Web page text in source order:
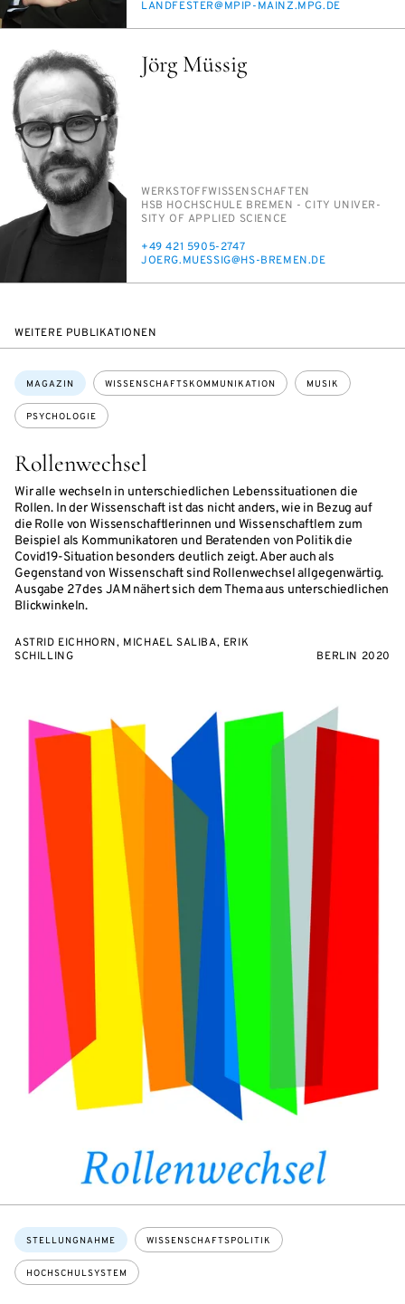
E-
LAND­FES­TER@MPIP-MAINZ.MPG.DE
Jörg Müssig
PERSON_RESEARCH_SUBJECT
WERK­STOFF­WIS­SEN­SCHAF­TEN
INSTITUTION
HSB HOCH­SCHU­LE BRE­MEN - CI­TY UNI­VER­
SI­TY OF AP­P­LIED SCI­ENCE
TELEFON
+49 421 5905-2747
E-
JO­ERG.MU­ES­SIG@HS-BRE­MEN.DE
WEITERE PUBLIKATIONEN
Rollenwechsel
Wir alle wechseln in unterschiedlichen Lebenssituationen die
Rollen. In der Wissenschaft ist das nicht anders, wie in Bezug auf
die Rolle von Wissenschaftlerinnen und Wissenschaftlern zum
Beispiel als Kommunikatoren und Beratenden von Politik die
Covid19-Situation besonders deutlich zeigt. Aber auch als
Gegenstand von Wissenschaft sind Rollenwechsel allgegenwärtig.
Ausgabe 27 des JAM nähert sich dem Thema aus unterschiedlichen
Blickwinkeln.
Themen:
MAGAZIN WISSENSCHAFTSKOMMUNIKATION MUSIK
PSYCHOLOGIE
ASTRID EICHHORN, MICHAEL SALIBA, ERIK
SCHILLING
BERLIN 2020
Themen:
STELLUNGNAHME WISSENSCHAFTSPOLITIK
HOCHSCHULSYSTEM